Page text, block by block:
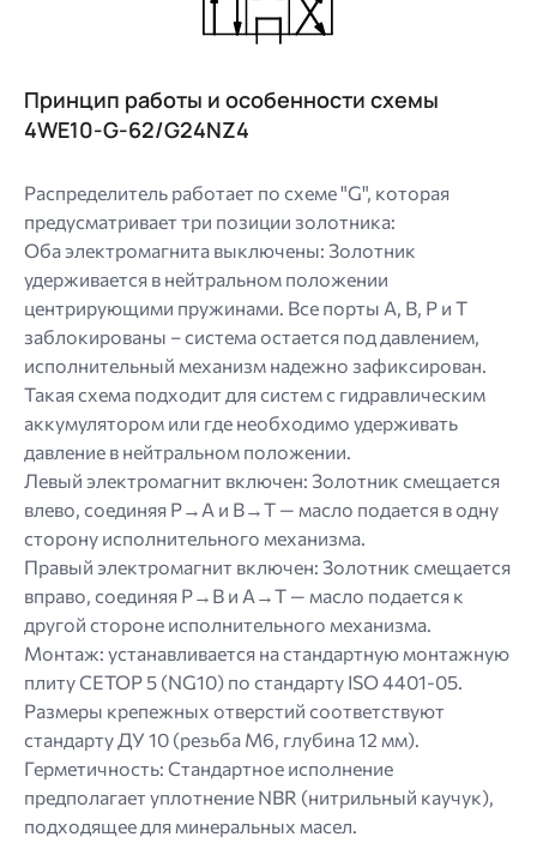
Принцип работы и особенности схемы
4WE10-G-62/G24NZ4
Распределитель работает по схеме "G", которая
предусматривает три позиции золотника:
Оба электромагнита выключены: Золотник
удерживается в нейтральном положении
центрирующими пружинами. Все порты A, B, P и T
заблокированы – система остается под давлением,
исполнительный механизм надежно зафиксирован.
Такая схема подходит для систем с гидравлическим
аккумулятором или где необходимо удерживать
давление в нейтральном положении.
Левый электромагнит включен: Золотник смещается
влево, соединяя P→A и B→T — масло подается в одну
сторону исполнительного механизма.
Правый электромагнит включен: Золотник смещается
вправо, соединяя P→B и A→T — масло подается к
другой стороне исполнительного механизма.
Монтаж: устанавливается на стандартную монтажную
плиту CETOP 5 (NG10) по стандарту ISO 4401-05.
Размеры крепежных отверстий соответствуют
стандарту ДУ 10 (резьба M6, глубина 12 мм).
Герметичность: Стандартное исполнение
предполагает уплотнение NBR (нитрильный каучук),
подходящее для минеральных масел.